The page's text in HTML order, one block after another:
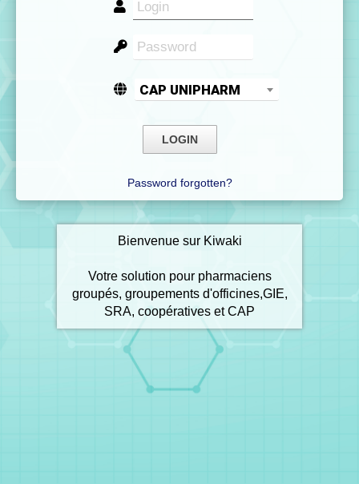
CAP UNIPHARM
Password forgotten?
Bienvenue sur Kiwaki
Votre solution pour pharmaciens
groupés, groupements d'officines,GIE,
SRA, coopératives et CAP